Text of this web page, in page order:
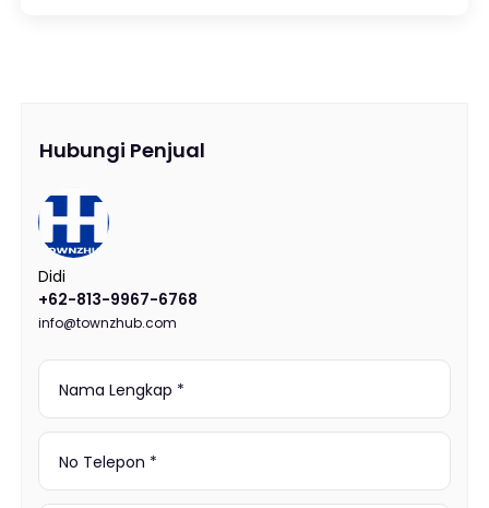
Hubungi Penjual
Didi
+62-813-9967-6768
info@townzhub.com